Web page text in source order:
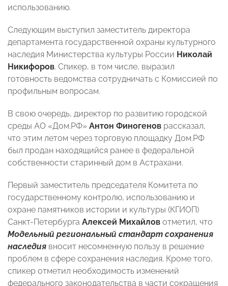
использованию.
Следующим выступил заместитель директора
департамента государственной охраны культурного
наследия Министерства культуры России Николай
Никифоров. Спикер, в том числе, выразил
готовность ведомства сотрудничать с Комиссией по
профильным вопросам.
В свою очередь, директор по развитию городской
среды АО «Дом.РФ» Антон Финогенов рассказал,
что этим летом через торговую площадку Дом.РФ
был продан находящийся ранее в федеральной
собственности старинный дом в Астрахани.
Первый заместитель председателя Комитета по
государственному контролю, использованию и
охране памятников истории и культуры (КГИОП)
Санкт-Петербурга Алексей Михайлов отметил, что
Модельный региональный стандарт сохранения
наследия вносит несомненную пользу в решение
проблем в сфере сохранения наследия. Кроме того,
спикер отметил необходимость изменений
федерального законодательства в части сокращения